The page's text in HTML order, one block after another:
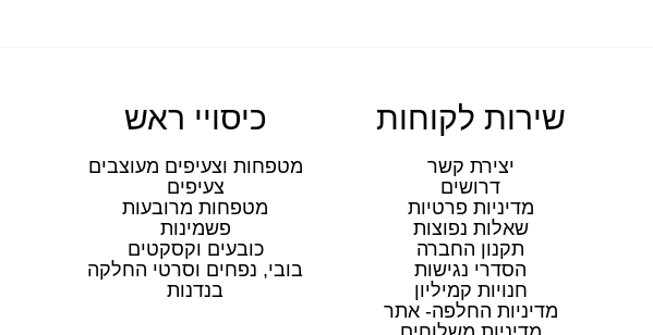
שירות לקוחות
יצירת קשר
דרושים
מדיניות פרטיות
שאלות נפוצות
תקנון החברה
הסדרי נגישות
חנויות קמיליון
מדיניות החלפה- אתר
כיסויי ראש
מטפחות וצעיפים מעוצבים
צעיפים
מטפחות מרובעות
פשמינות
כובעים וקסקטים
בובי, נפחים וסרטי החלקה
בנדנות